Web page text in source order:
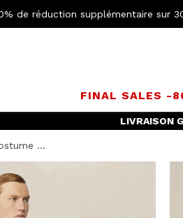
de réduction supplémentaire sur
FINAL SALES -
LIVRAISON
...